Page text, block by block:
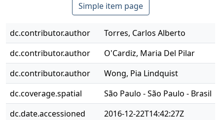
Simple item page
dc.contributor.author
Torres, Carlos Alberto
dc.contributor.author
O'Cardiz, Maria Del Pilar
dc.contributor.author
Wong, Pia Lindquist
dc.coverage.spatial
São Paulo - São Paulo - Brasil
dc.date.accessioned
2016-12-22T14:42:27Z